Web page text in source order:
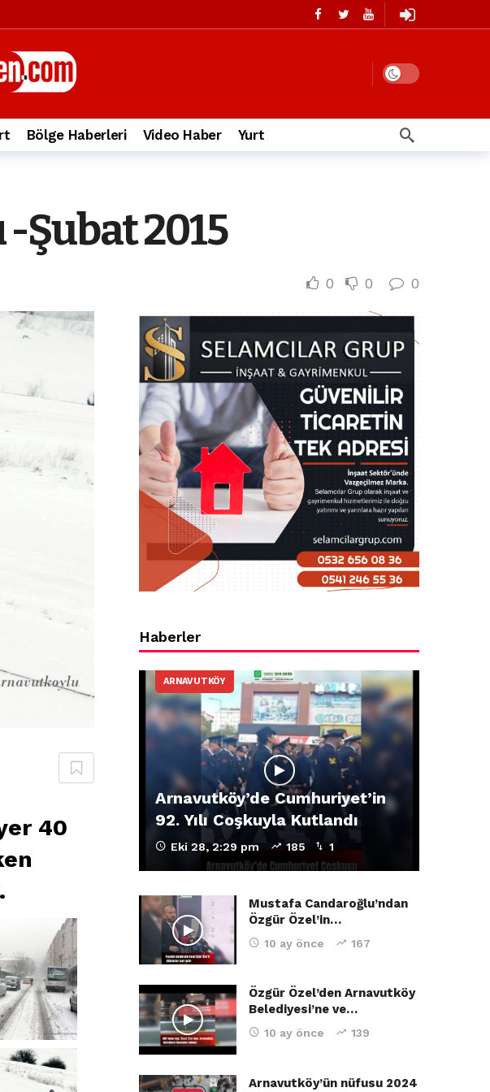
10 ay önce
Bölge Haberleri Video Haber Yurt
Şubat 2015
0 0 0
40
Haberler
ARNAVUTKÖY
Arnavutköy’de Cumhuriyet’in
92. Yılı Coşkuyla Kutlandı
Eki 28, 2:29 pm 185 1
Mustafa Candaroğlu’ndan
Özgür Özel’in…
10 ay önce 167
Özgür Özel’den Arnavutköy
Belediyesi’ne ve…
10 ay önce 139
Arnavutköy’ün nüfusu 2024